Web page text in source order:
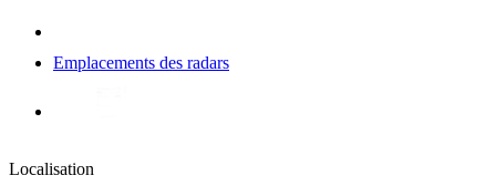
Emplacements des radars
Localisation